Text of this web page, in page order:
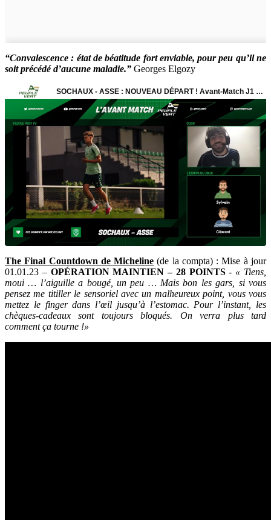
“Convalescence : état de béatitude fort enviable, pour peu qu’il ne
soit précédé d’aucune maladie.” Georges Elgozy
The Final Countdown de Micheline (de la compta) : Mise à jour
01.01.23 – OPÉRATION MAINTIEN – 28 POINTS- « Tiens,
moui … l’aiguille a bougé, un peu … Mais bon les gars, si vous
pensez me titiller le sensoriel avec un malheureux point, vous vous
mettez le finger dans l’œil jusqu’à l’estomac. Pour l’instant, les
chèques-cadeaux sont toujours bloqués. On verra plus tard
comment ça tourne !»